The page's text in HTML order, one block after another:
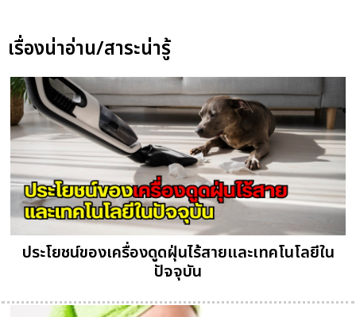
เรื่องน่าอ่าน/สาระน่ารู้
ประโยชน์ของเครื่องดูดฝุ่นไร้สายและเทคโนโลยีใน
ปัจจุบัน